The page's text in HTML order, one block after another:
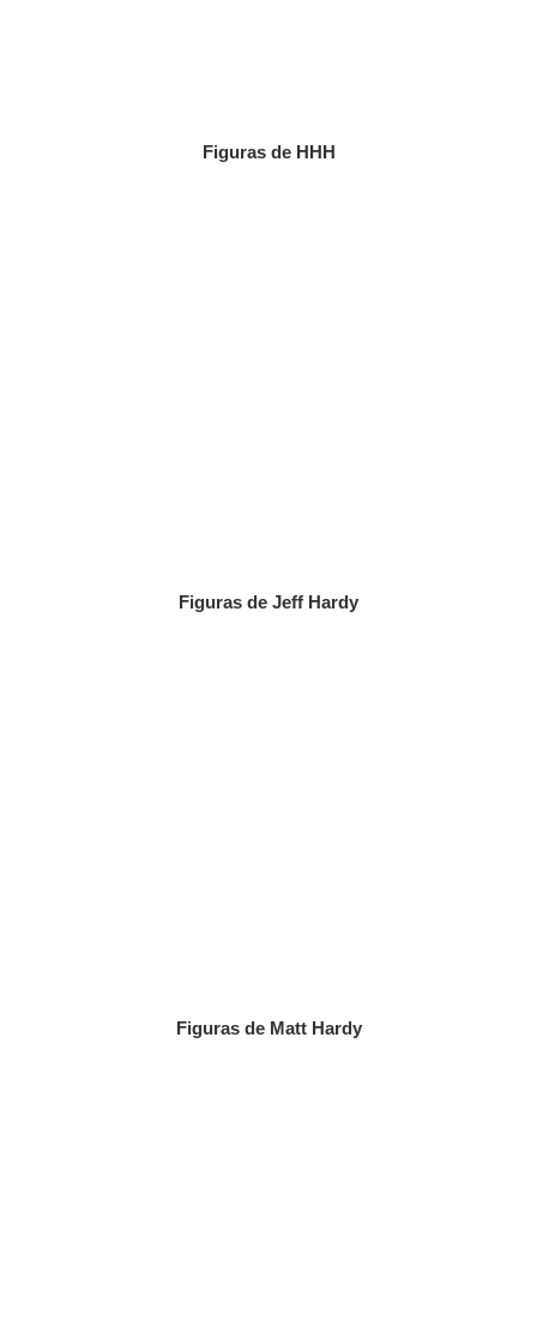
Figuras de HHH
Figuras de Jeff Hardy
Figuras de Matt Hardy